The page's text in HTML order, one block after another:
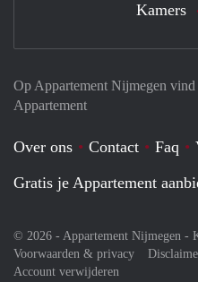
Op Appartement Nijmegen
Appartement
Over ons Contact Faq
Gratis je Appartement
© 2026 - Appartement Nijmegen -
Voorwaarden & privacy
Account verwijderen
Kamers